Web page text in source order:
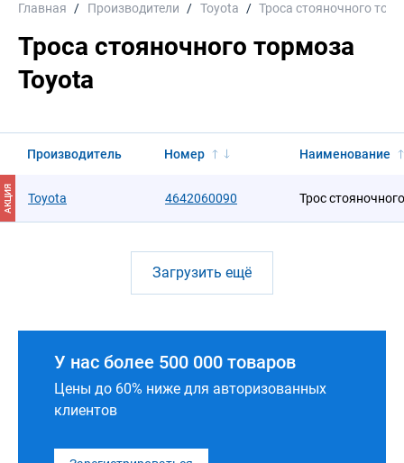
Главная Производители Toyota Троса стояночного
Троса стояночного тормоза
Toyota
Производитель Номер Наименование
АКЦИЯ Toyota 4642060090 Трос
Загрузить ещё
У нас более 500 000 товаров
Цены до 60% ниже для авторизованных
клиентов